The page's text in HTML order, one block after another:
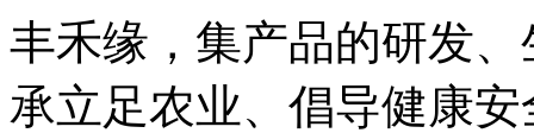
丰禾缘，集产品的研发、
承立足农业、倡导健康